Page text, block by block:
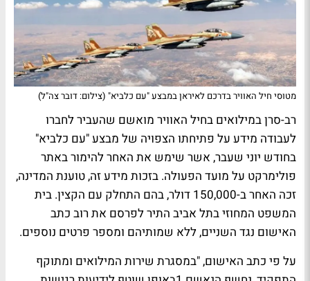
מטוסי חיל האוויר בדרכם לאיראן במבצע "עם כלביא" (צילום: דובר צה"ל)
רב-סרן במילואים בחיל האוויר מואשם שהעביר לחברו
לעבודה מידע על פתיחתו הצפויה של מבצע "עם כלביא"
בחודש יוני שעבר, אשר שימש את האחר להימור באתר
פולימרקט על מועד הפעולה. בזכות מידע זה, טוענת המדינה,
זכה האחר ב-150,000 דולר, בהם התחלק עם הקצין. בית
המשפט המחוזי בתל אביב התיר לפרסם את רוב כתב
האישום נגד השניים, ללא שמותיהם ומספר פרטים נוספים.
על פי כתב האישום, "במסגרת שירות המילואים ומתוקף